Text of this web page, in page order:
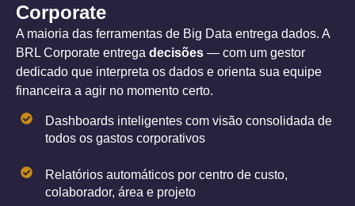
Corporate
A maioria das ferramentas de Big Data entrega dados. A
BRL Corporate entrega decisões — com um gestor
dedicado que interpreta os dados e orienta sua equipe
financeira a agir no momento certo.
Dashboards inteligentes com visão consolidada de
todos os gastos corporativos
Relatórios automáticos por centro de custo,
colaborador, área e projeto